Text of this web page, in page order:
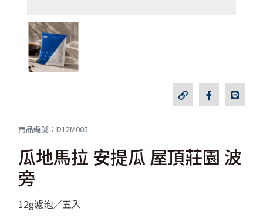
商品編號：D12M005
瓜地馬拉 安提瓜 屋頂莊園 波
旁
12g濾泡／五入